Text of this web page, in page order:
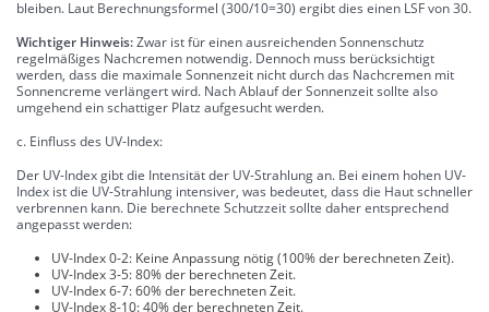
bleiben. Laut Berechnungsformel (300/10=30) ergibt dies einen LSF von 30.
Wichtiger Hinweis:Zwar ist für einen ausreichenden Sonnenschutz
regelmäßiges Nachcremen notwendig. Dennoch muss berücksichtigt
werden, dass die maximale Sonnenzeit nicht durch das Nachcremen mit
Sonnencreme verlängert wird. Nach Ablauf der Sonnenzeit sollte also
umgehend ein schattiger Platz aufgesucht werden.
c. Einfluss des UV-Index:
Der UV-Index gibt die Intensität der UV-Strahlung an. Bei einem hohen UV-
Index ist die UV-Strahlung intensiver, was bedeutet, dass die Haut schneller
verbrennen kann. Die berechnete Schutzzeit sollte daher entsprechend
angepasst werden:
UV-Index 0-2: Keine Anpassung nötig (100% der berechneten Zeit).
UV-Index 3-5: 80% der berechneten Zeit.
UV-Index 6-7: 60% der berechneten Zeit.
UV-Index 8-10: 40% der berechneten Zeit.